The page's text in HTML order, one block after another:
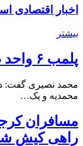
اخبار اقتصادی
بیشتر
پلمب ۶ واحد صنفی در شهرستان البرز
محمدیه و یک…
مسافران
راهی کیش